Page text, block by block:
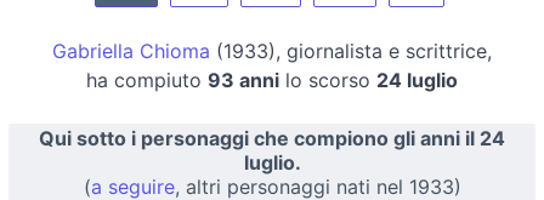
Gabriella Chioma (1933), giornalista e scrittrice,
ha compiuto 93 anni lo scorso 24 luglio
Qui sotto i personaggi che compiono gli anni il 24
luglio.
(a seguire, altri personaggi nati nel 1933)